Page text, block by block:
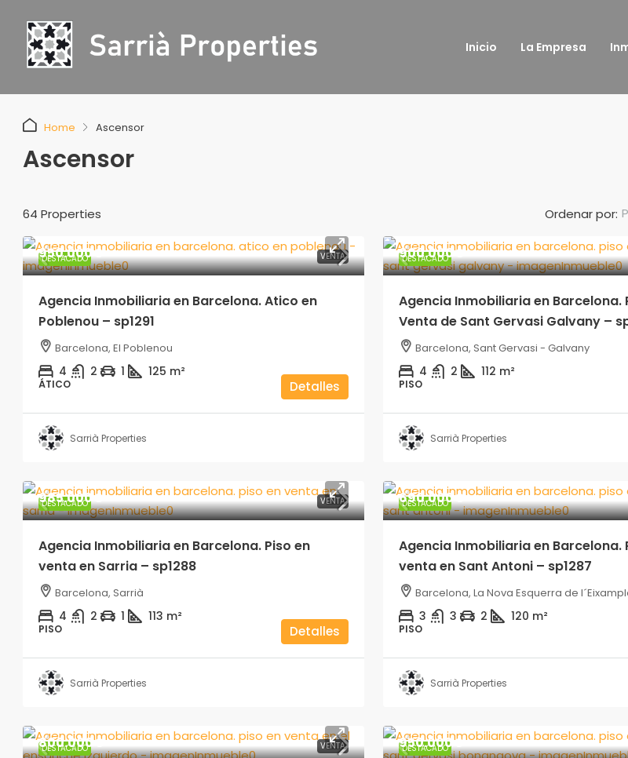
Inicio La Empresa
Home Ascensor
Ascensor
64 Properties Ordenar por:
DESTACADO VENTA
950.000€
Agencia Inmobiliaria en Barcelona. Atico en
Poblenou – sp1291
Barcelona, El Poblenou
4 2 1 125 m²
ÁTICO Detalles
Sarrià Properties
DESTACADO
900.000€
Agencia Inmobiliaria en Barcelona.
Venta de Sant Gervasi Galvany –
Barcelona, Sant Gervasi - Galvany
4 2 112 m²
PISO
Sarrià Properties
DESTACADO VENTA
985.000€
Agencia Inmobiliaria en Barcelona. Piso en
venta en Sarria – sp1288
Barcelona, Sarrià
4 2 1 113 m²
PISO Detalles
Sarrià Properties
DESTACADO
690.000€
Agencia Inmobiliaria en Barcelona.
venta en Sant Antoni – sp1287
Barcelona, La Nova Esquerra de
3 3 2 120 m²
PISO
Sarrià Properties
DESTACADO VENTA
800.000€ DESTACADO
950.000€
800.000€
Agencia Inmobiliaria en Barcelona. Piso
en venta en el Ensanche Izquierdo –
Barcelona, Dreta de l´Eixample
950.000€
Agencia Inmobiliaria en
Atico en Poblenou –
Barcelona, El Poblenou